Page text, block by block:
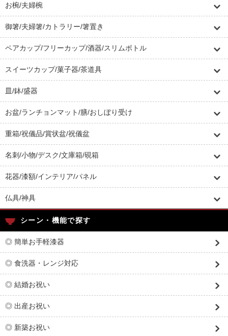
お椀/夫婦椀
御箸/夫婦箸/カトラリー/箸置き
ペアカップ/フリーカップ/酒器/スリムボトル
スイーツカップ/菓子器/茶道具
皿/鉢/盛器
お盆/ランチョンマット/膳/おしぼり受け
重箱/祝儀品/賞状盆/祝儀盆
名刺/小物/デスク/文庫箱/硯箱
花器/漆額/インテリア/パネル
仏具/神具
シーン・機能で探す
◎ 簡単お手軽漆器
◎ 食洗器・レンジ対応
◎ 結婚お祝い
◎ 出産お祝い
◎ 新築お祝い